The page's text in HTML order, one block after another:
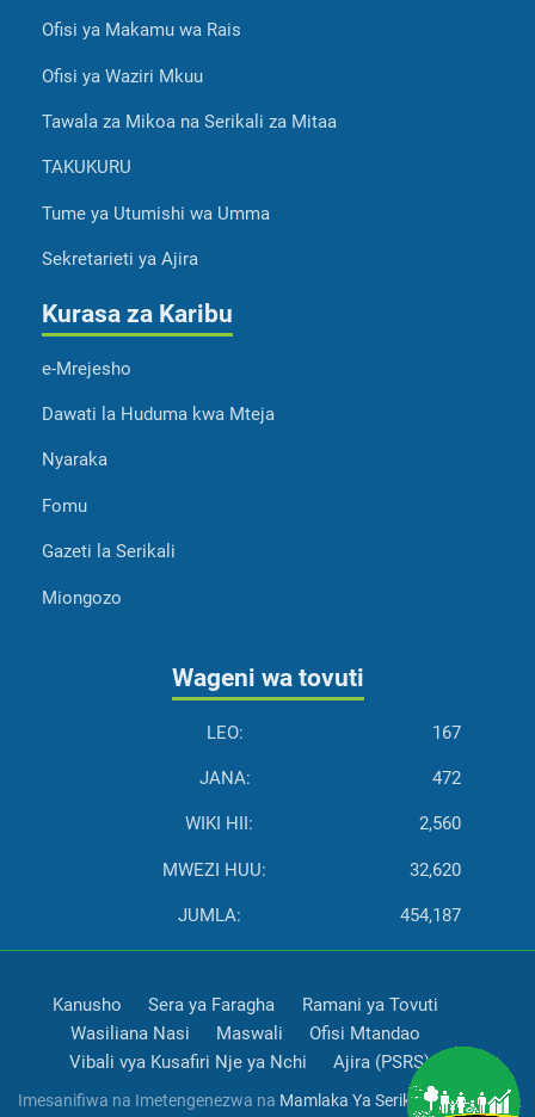
Ofisi ya Makamu wa Rais
Ofisi ya Waziri Mkuu
Tawala za Mikoa na Serikali za Mitaa
TAKUKURU
Tume ya Utumishi wa Umma
Sekretarieti ya Ajira
Kurasa za Karibu
e-Mrejesho
Dawati la Huduma kwa Mteja
Nyaraka
Fomu
Gazeti la Serikali
Miongozo
Wageni wa tovuti
LEO: 167
JANA: 472
WIKI HII: 2,560
MWEZI HUU: 32,620
JUMLA: 454,187
Kanusho Sera ya Faragha
Ramani ya Tovuti
Wasiliana Nasi
Maswali
Ofisi Mtandao
Vibali vya Kusafiri Nje ya Nchi
Ajira (PSRS)
Imesanifiwa na Imetengenezwa na Mamlaka Ya Serikali Mtandao